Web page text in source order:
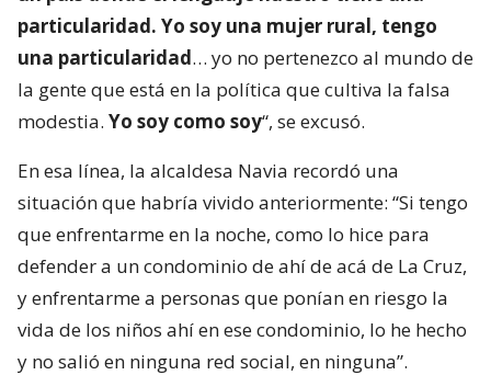
particularidad. Yo soy una mujer rural, tengo
una particularidad… yo no pertenezco al mundo de
la gente que está en la política que cultiva la falsa
modestia. Yo soy como soy“, se excusó.
En esa línea, la alcaldesa Navia recordó una
situación que habría vivido anteriormente: “Si tengo
que enfrentarme en la noche, como lo hice para
defender a un condominio de ahí de acá de La Cruz,
y enfrentarme a personas que ponían en riesgo la
vida de los niños ahí en ese condominio, lo he hecho
y no salió en ninguna red social, en ninguna”.